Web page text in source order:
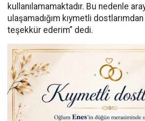
kullanılamamaktadır. Bu nedenle
ulaşamadığım kıymetli dostlarımdan
teşekkür ederim” dedi.